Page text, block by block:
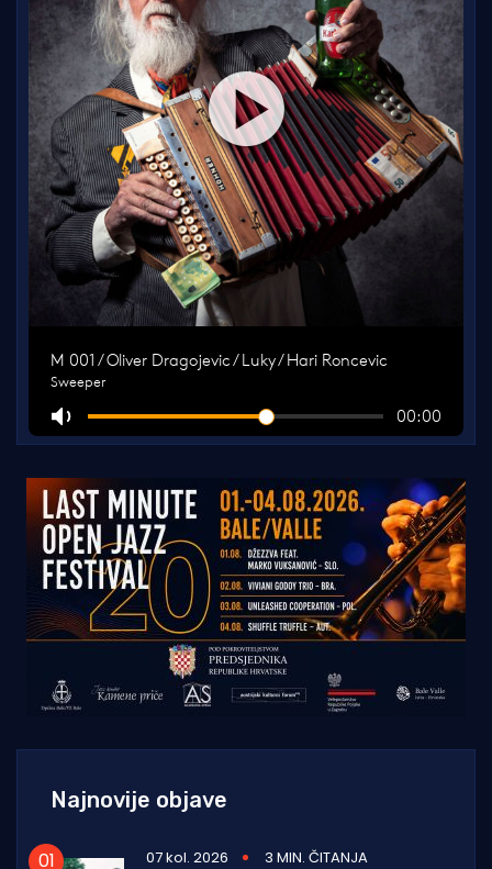
Najnovije objave
07 kol. 2026
3 MIN. ČITANJA